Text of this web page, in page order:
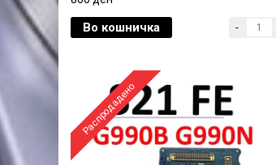
800 ден
Во кошничка -
Распродадено